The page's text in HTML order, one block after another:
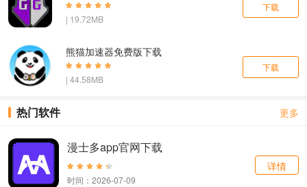
| 19.72MB
下载
熊猫加速器免费版下载
| 44.58MB
下载
热门软件 更多
漫士多app官网下载
时间：2026-07-09
详情